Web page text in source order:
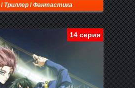
/ Триллер /Фантастика
14 серия